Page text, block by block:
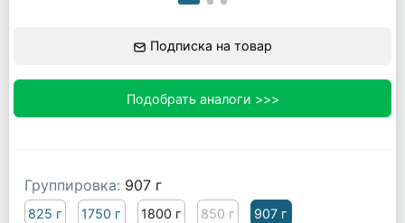
Подписка на товар
Подобрать аналоги >>>
Группировка: 907 г
825 г 1750 г 1800 г 850 г 907 г